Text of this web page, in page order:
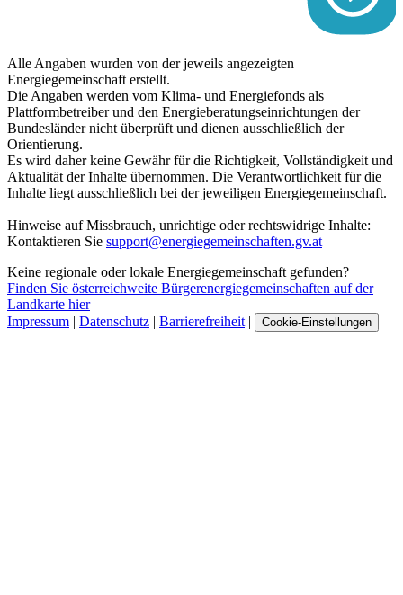
Alle Angaben wurden von der jeweils angezeigten
Energiegemeinschaft erstellt.
Die Angaben werden vom Klima- und Energiefonds als
Plattformbetreiber und den Energieberatungseinrichtungen der
Bundesländer nicht überprüft und dienen ausschließlich der
Orientierung.
Es wird daher keine Gewähr für die Richtigkeit, Vollständigkeit und
Aktualität der Inhalte übernommen. Die Verantwortlichkeit für die
Inhalte liegt ausschließlich bei der jeweiligen Energiegemeinschaft.
Hinweise auf Missbrauch, unrichtige oder rechtswidrige Inhalte:
Kontaktieren Sie support@energiegemeinschaften.gv.at
Keine regionale oder lokale Energiegemeinschaft gefunden?
Finden Sie österreichweite Bürgerenergiegemeinschaften auf der
Landkarte hier
Impressum | Datenschutz | Barrierefreiheit | Cookie-Einstellungen